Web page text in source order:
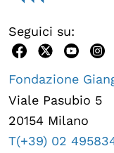
Seguici su:
Fondazione
Viale Pasubio 5
20154 Milano
T(+39) 02